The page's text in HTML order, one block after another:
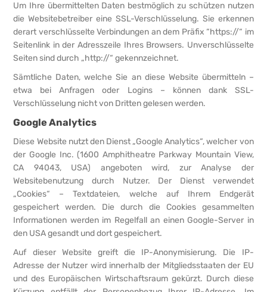
Um Ihre übermittelten Daten bestmöglich zu schützen nutzen
die Websitebetreiber eine SSL-Verschlüsselung. Sie erkennen
derart verschlüsselte Verbindungen an dem Präfix “https://“ im
Seitenlink in der Adresszeile Ihres Browsers. Unverschlüsselte
Seiten sind durch „http://“ gekennzeichnet.
Sämtliche Daten, welche Sie an diese Website übermitteln –
etwa bei Anfragen oder Logins – können dank SSL-
Verschlüsselung nicht von Dritten gelesen werden.
Google Analytics
Diese Website nutzt den Dienst „Google Analytics“, welcher von
der Google Inc. (1600 Amphitheatre Parkway Mountain View,
CA 94043, USA) angeboten wird, zur Analyse der
Websitebenutzung durch Nutzer. Der Dienst verwendet
„Cookies“ – Textdateien, welche auf Ihrem Endgerät
gespeichert werden. Die durch die Cookies gesammelten
Informationen werden im Regelfall an einen Google-Server in
den USA gesandt und dort gespeichert.
Auf dieser Website greift die IP-Anonymisierung. Die IP-
Adresse der Nutzer wird innerhalb der Mitgliedsstaaten der EU
und des Europäischen Wirtschaftsraum gekürzt. Durch diese